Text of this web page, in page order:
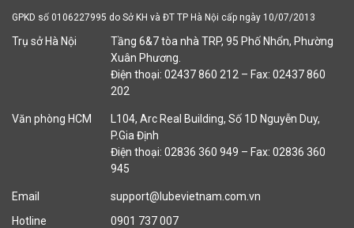
GPKD số 0106227995 do Sở KH và ĐT TP Hà Nội cấp ngày 10/07/2013
Trụ sở Hà Nội
Tầng 6&7 tòa nhà TRP, 95 Phố Nhổn, Phường
Xuân Phương.
Điện thoại: 02437 860 212 – Fax: 02437 860
202
Văn phòng HCM
L104, Arc Real Building, Số 1D Nguyễn Duy,
P.Gia Định
Điện thoại: 02836 360 949 – Fax: 02836 360
945
Email
support@lubevietnam.com.vn
Hotline
0901 737 007